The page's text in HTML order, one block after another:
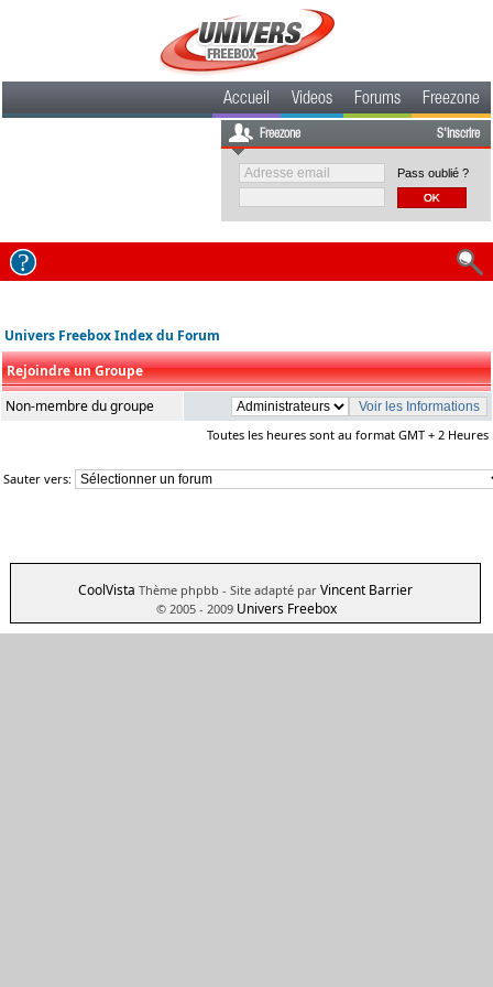
Accueil Videos Forums Freezone
Freezone S'inscrire
Pass oublié ?
Univers Freebox Index du Forum
Rejoindre un Groupe
Non-membre du groupe
Toutes les heures sont au format GMT + 2 Heures
Sauter vers:
CoolVista Thème phpbb - Site adapté par Vincent Barrier
© 2005 - 2009 Univers Freebox